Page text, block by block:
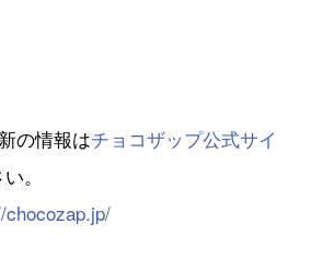
の情報はチョコザップ公式サイ
。
chocozap.jp/